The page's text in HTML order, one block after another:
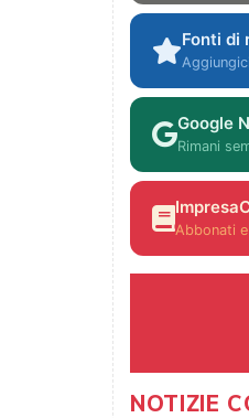
Fonti di
Google
Rimani
Abbonati
NOTIZIE